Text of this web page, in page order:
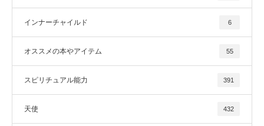
インナーチャイルド 6
オススメの本やアイテム 55
スピリチュアル能力 391
天使 432